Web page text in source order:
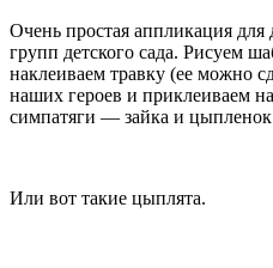
Очень простая аппликация
групп детского сада. Рисуем
наклеиваем травку (ее можно
наших героев и приклеиваем
симпатяги — зайка и
Или вот такие цыплята.